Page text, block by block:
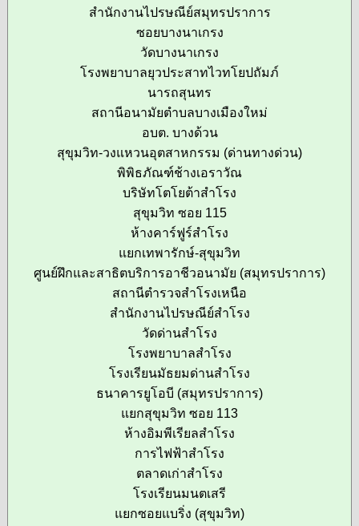
สำนักงานไปรษณีย์สมุทรปราการ
ซอยบางนาเกรง
วัดบางนาเกรง
โรงพยาบาลยุวประสาทไวทโยปถัมภ์
นารถสุนทร
สถานีอนามัยตำบลบางเมืองใหม่
อบต. บางด้วน
สุขุมวิท-วงแหวนอุตสาหกรรม (ด่านทางด่วน)
พิพิธภัณฑ์ช้างเอราวัณ
บริษัทโตโยต้าสำโรง
สุขุมวิท ซอย 115
ห้างคาร์ฟูร์สำโรง
แยกเทพารักษ์-สุขุมวิท
ศูนย์ฝึกและสาธิตบริการอาชีวอนามัย (สมุทรปราการ)
สถานีตำรวจสำโรงเหนือ
สำนักงานไปรษณีย์สำโรง
วัดด่านสำโรง
โรงพยาบาลสำโรง
โรงเรียนมัธยมด่านสำโรง
ธนาคารยูโอบี (สมุทรปราการ)
แยกสุขุมวิท ซอย 113
ห้างอิมพีเรียลสำโรง
การไฟฟ้าสำโรง
ตลาดเก่าสำโรง
โรงเรียนมนตเสรี
แยกซอยแบริ่ง (สุขุมวิท)